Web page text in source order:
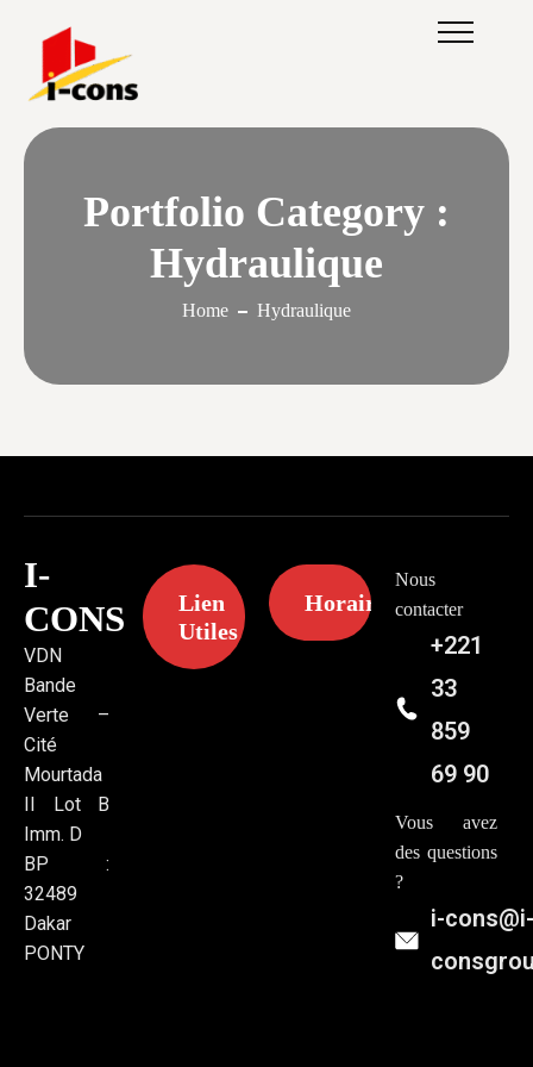
Portfolio Category :
Hydraulique
Home Hydraulique
I-
CONS
VDN
Bande
Verte –
Cité
Mourtada
II Lot B
Imm. D
BP :
32489
Dakar
PONTY
Lien
Utiles
Horaires
Nous
contacter
+221
33
859
69 90
Vous avez
des questions
?
i-